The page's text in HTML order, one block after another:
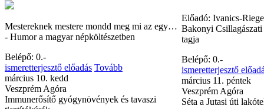
Mestereknek mestere mondd meg mi az egy…
- Humor a magyar népköltészetben
Belépő: 0.-
ismeretterjesztő előadás Tovább
március 10. kedd
Veszprém Agóra
Immunerősítő gyógynövények és tavaszi
ismeretterjesztő
február 22. kedd
Veszprém Agóra
után
Előadó: Ivanics-
Bakonyi